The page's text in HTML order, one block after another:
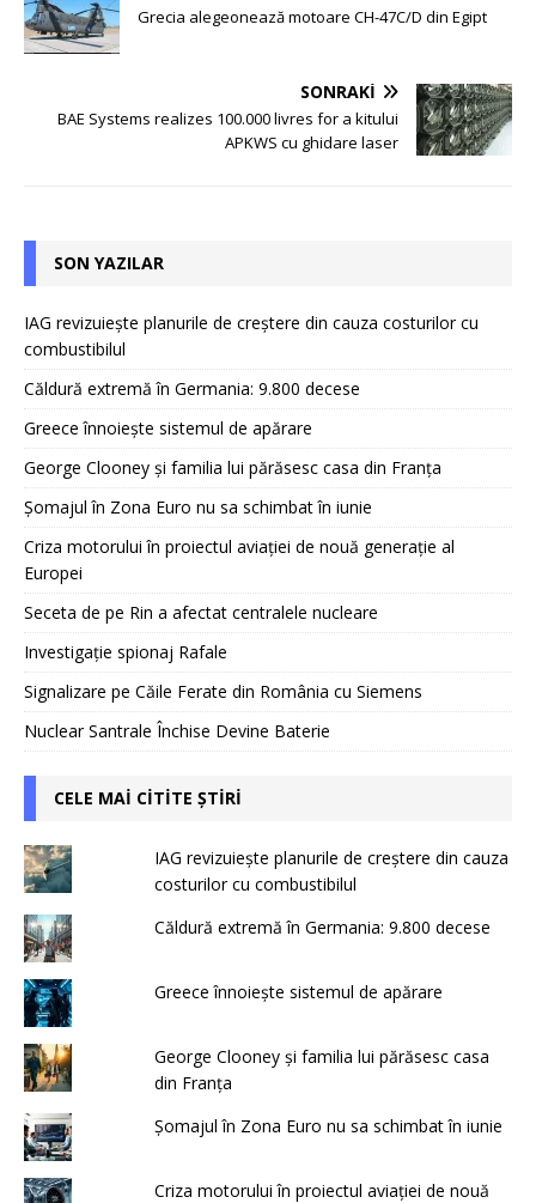
Grecia alegeonează motoare CH-47C/D din Egipt
SONRAKI
BAE Systems realizes 100.000 livres for a kitului
APKWS cu ghidare laser
SON YAZILAR
IAG revizuiește planurile de creștere din cauza costurilor cu
combustibilul
Căldură extremă în Germania: 9.800 decese
Greece înnoiește sistemul de apărare
George Clooney și familia lui părăsesc casa din Franța
Șomajul în Zona Euro nu sa schimbat în iunie
Criza motorului în proiectul aviației de nouă generație al
Europei
Seceta de pe Rin a afectat centralele nucleare
Investigație spionaj Rafale
Signalizare pe Căile Ferate din România cu Siemens
Nuclear Santrale Închise Devine Baterie
CELE MAI CITITE ȘTIRI
IAG revizuiește planurile de creștere din cauza
costurilor cu combustibilul
Căldură extremă în Germania: 9.800 decese
Greece înnoiește sistemul de apărare
George Clooney și familia lui părăsesc casa
din Franța
Șomajul în Zona Euro nu sa schimbat în iunie
Criza motorului în proiectul aviației de nouă